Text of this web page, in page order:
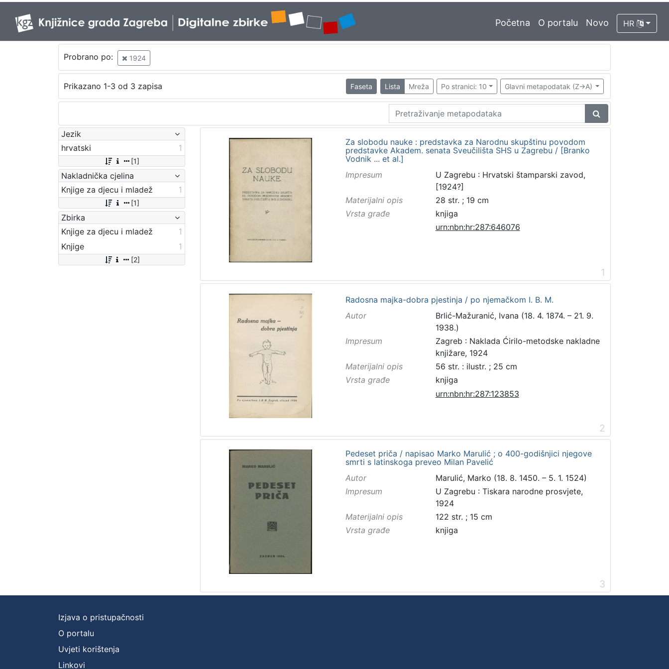
Početna O portalu Novo HR
Probrano po: 1924
Prikazano 1-3 od 3 zapisa Faseta Lista Mreža Po stranici: 10 Glavni metapodatak (Z->A)
Jezik
hrvatski
1
[1]
Nakladnička cjelina
Knjige za djecu i mladež
1
[1]
Zbirka
Knjige za djecu i mladež
1
Knjige
1
[2]
Za slobodu nauke : predstavka za Narodnu skupštinu povodom
predstavke Akadem. senata Sveučilišta SHS u Zagrebu / [Branko
Vodnik ... et al.]
Impresum
U Zagrebu : Hrvatski štamparski zavod,
[1924?]
Materijalni opis
28 str. ; 19 cm
Vrsta građe
knjiga
urn:nbn:hr:287:646076
1
Radosna majka-dobra pjestinja / po njemačkom I. B. M.
Autor
Brlić-Mažuranić, Ivana (18. 4. 1874. – 21. 9.
1938.)
Impresum
Zagreb : Naklada Ćirilo-metodske nakladne
knjižare, 1924
Materijalni opis
56 str. : ilustr. ; 25 cm
Vrsta građe
knjiga
urn:nbn:hr:287:123853
2
Pedeset priča / napisao Marko Marulić ; o 400-godišnjici njegove
smrti s latinskoga preveo Milan Pavelić
Autor
Marulić, Marko (18. 8. 1450. – 5. 1. 1524)
Impresum
U Zagrebu : Tiskara narodne prosvjete,
1924
Materijalni opis
122 str. ; 15 cm
Vrsta građe
knjiga
3
Izjava o pristupačnosti
O portalu
Uvjeti korištenja
Linkovi